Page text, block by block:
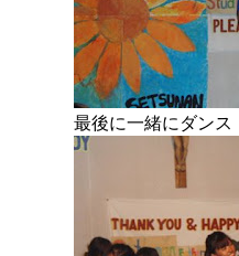
最後に一緒にダンス